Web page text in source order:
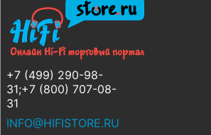
+7 (499) 290-98-
31;+7 (800) 707-08-
31
INFO@HIFISTORE.RU